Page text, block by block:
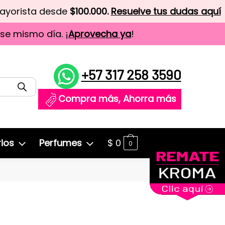
desde $100.000. Resuelve tus dudas aquí
mismo día. ¡Aprovecha ya!
+57 317 258 3590
Compra más, Ahorra más
Perfumes $ 0 0